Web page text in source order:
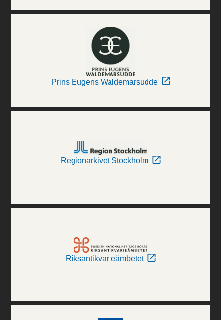
Prins Eugens Waldemarsudde
Regionarkivet Stockholm
Riksantikvarieämbetet